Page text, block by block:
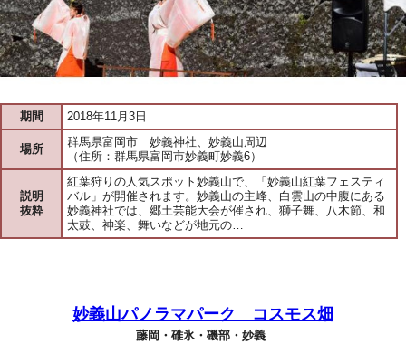
期間 2018年11月3日
場所
群馬県富岡市 妙義神社、妙義山周辺
（住所：群馬県富岡市妙義町妙義6）
説明
抜粋
紅葉狩りの人気スポット妙義山で、「妙義山紅葉フェスティ
バル」が開催されます。妙義山の主峰、白雲山の中腹にある
妙義神社では、郷土芸能大会が催され、獅子舞、八木節、和
太鼓、神楽、舞いなどが地元の…
妙義山パノラマパーク コスモス畑
藤岡・碓氷・磯部・妙義